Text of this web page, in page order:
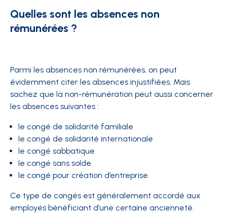
Quelles sont les absences non
rémunérées ?
Parmi les absences non rémunérées, on peut
évidemment citer les absences injustifiées. Mais
sachez que la non-rémunération peut aussi concerner
les absences suivantes :
le congé de solidarité familiale
le congé de solidarité internationale
le congé sabbatique
le congé sans solde
le congé pour création d’entreprise.
Ce type de congés est généralement accordé aux
employés bénéficiant d’une certaine ancienneté.